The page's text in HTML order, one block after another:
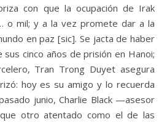
con que la ocupación de Irak
o mil; y a la vez promete dar a la
en paz [sic]. Se jacta de haber
cinco años de prisión en Hanoi;
Tran Trong Duyet asegura
hoy es su amigo y lo recuerda
junio, Charlie Black —asesor
otro atentado como el de las